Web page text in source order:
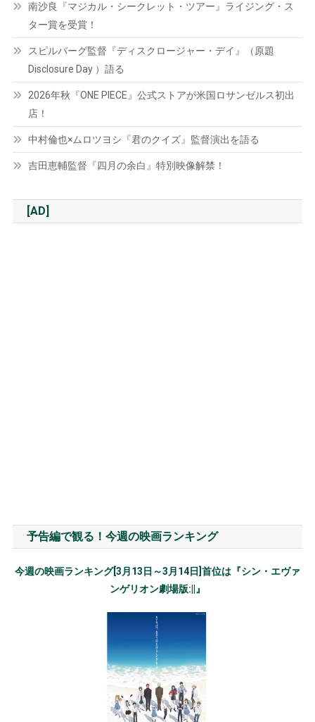
南沙良『マジカル・シークレット・ツアー』ライジング・ス
ター賞を受賞！
スピルバーグ監督『ディスクロージャー・デイ』（原題
Disclosure Day ）語る
2026年秋『ONE PIECE』公式ストアが米国ロサンゼルス初出
店！
中村倫也×ムロツヨシ『君のクイズ』監督演出を語る
吉田恵輔監督『四月の余白』特別映像解禁！
[AD]
予告編で観る！今週の映画ランキング
今週の映画ランキング[3月13日～3月14日]首位は『シン・エヴァ
ンゲリオン劇場版:||』